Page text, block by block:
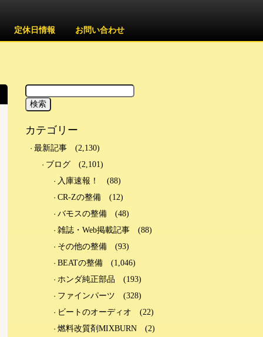
定休日情報 お問い合わせ
カテゴリー
最新記事
(2,130)
ブログ
(2,101)
入庫速報！
(88)
CR-Zの整備
(12)
バモスの整備
(48)
雑誌・Web掲載記事
(88)
その他の整備
(93)
BEATの整備
(1,046)
ホンダ純正部品
(193)
ファインパーツ
(328)
ビートのオーディオ
(22)
燃料改質剤MIXBURN
(2)